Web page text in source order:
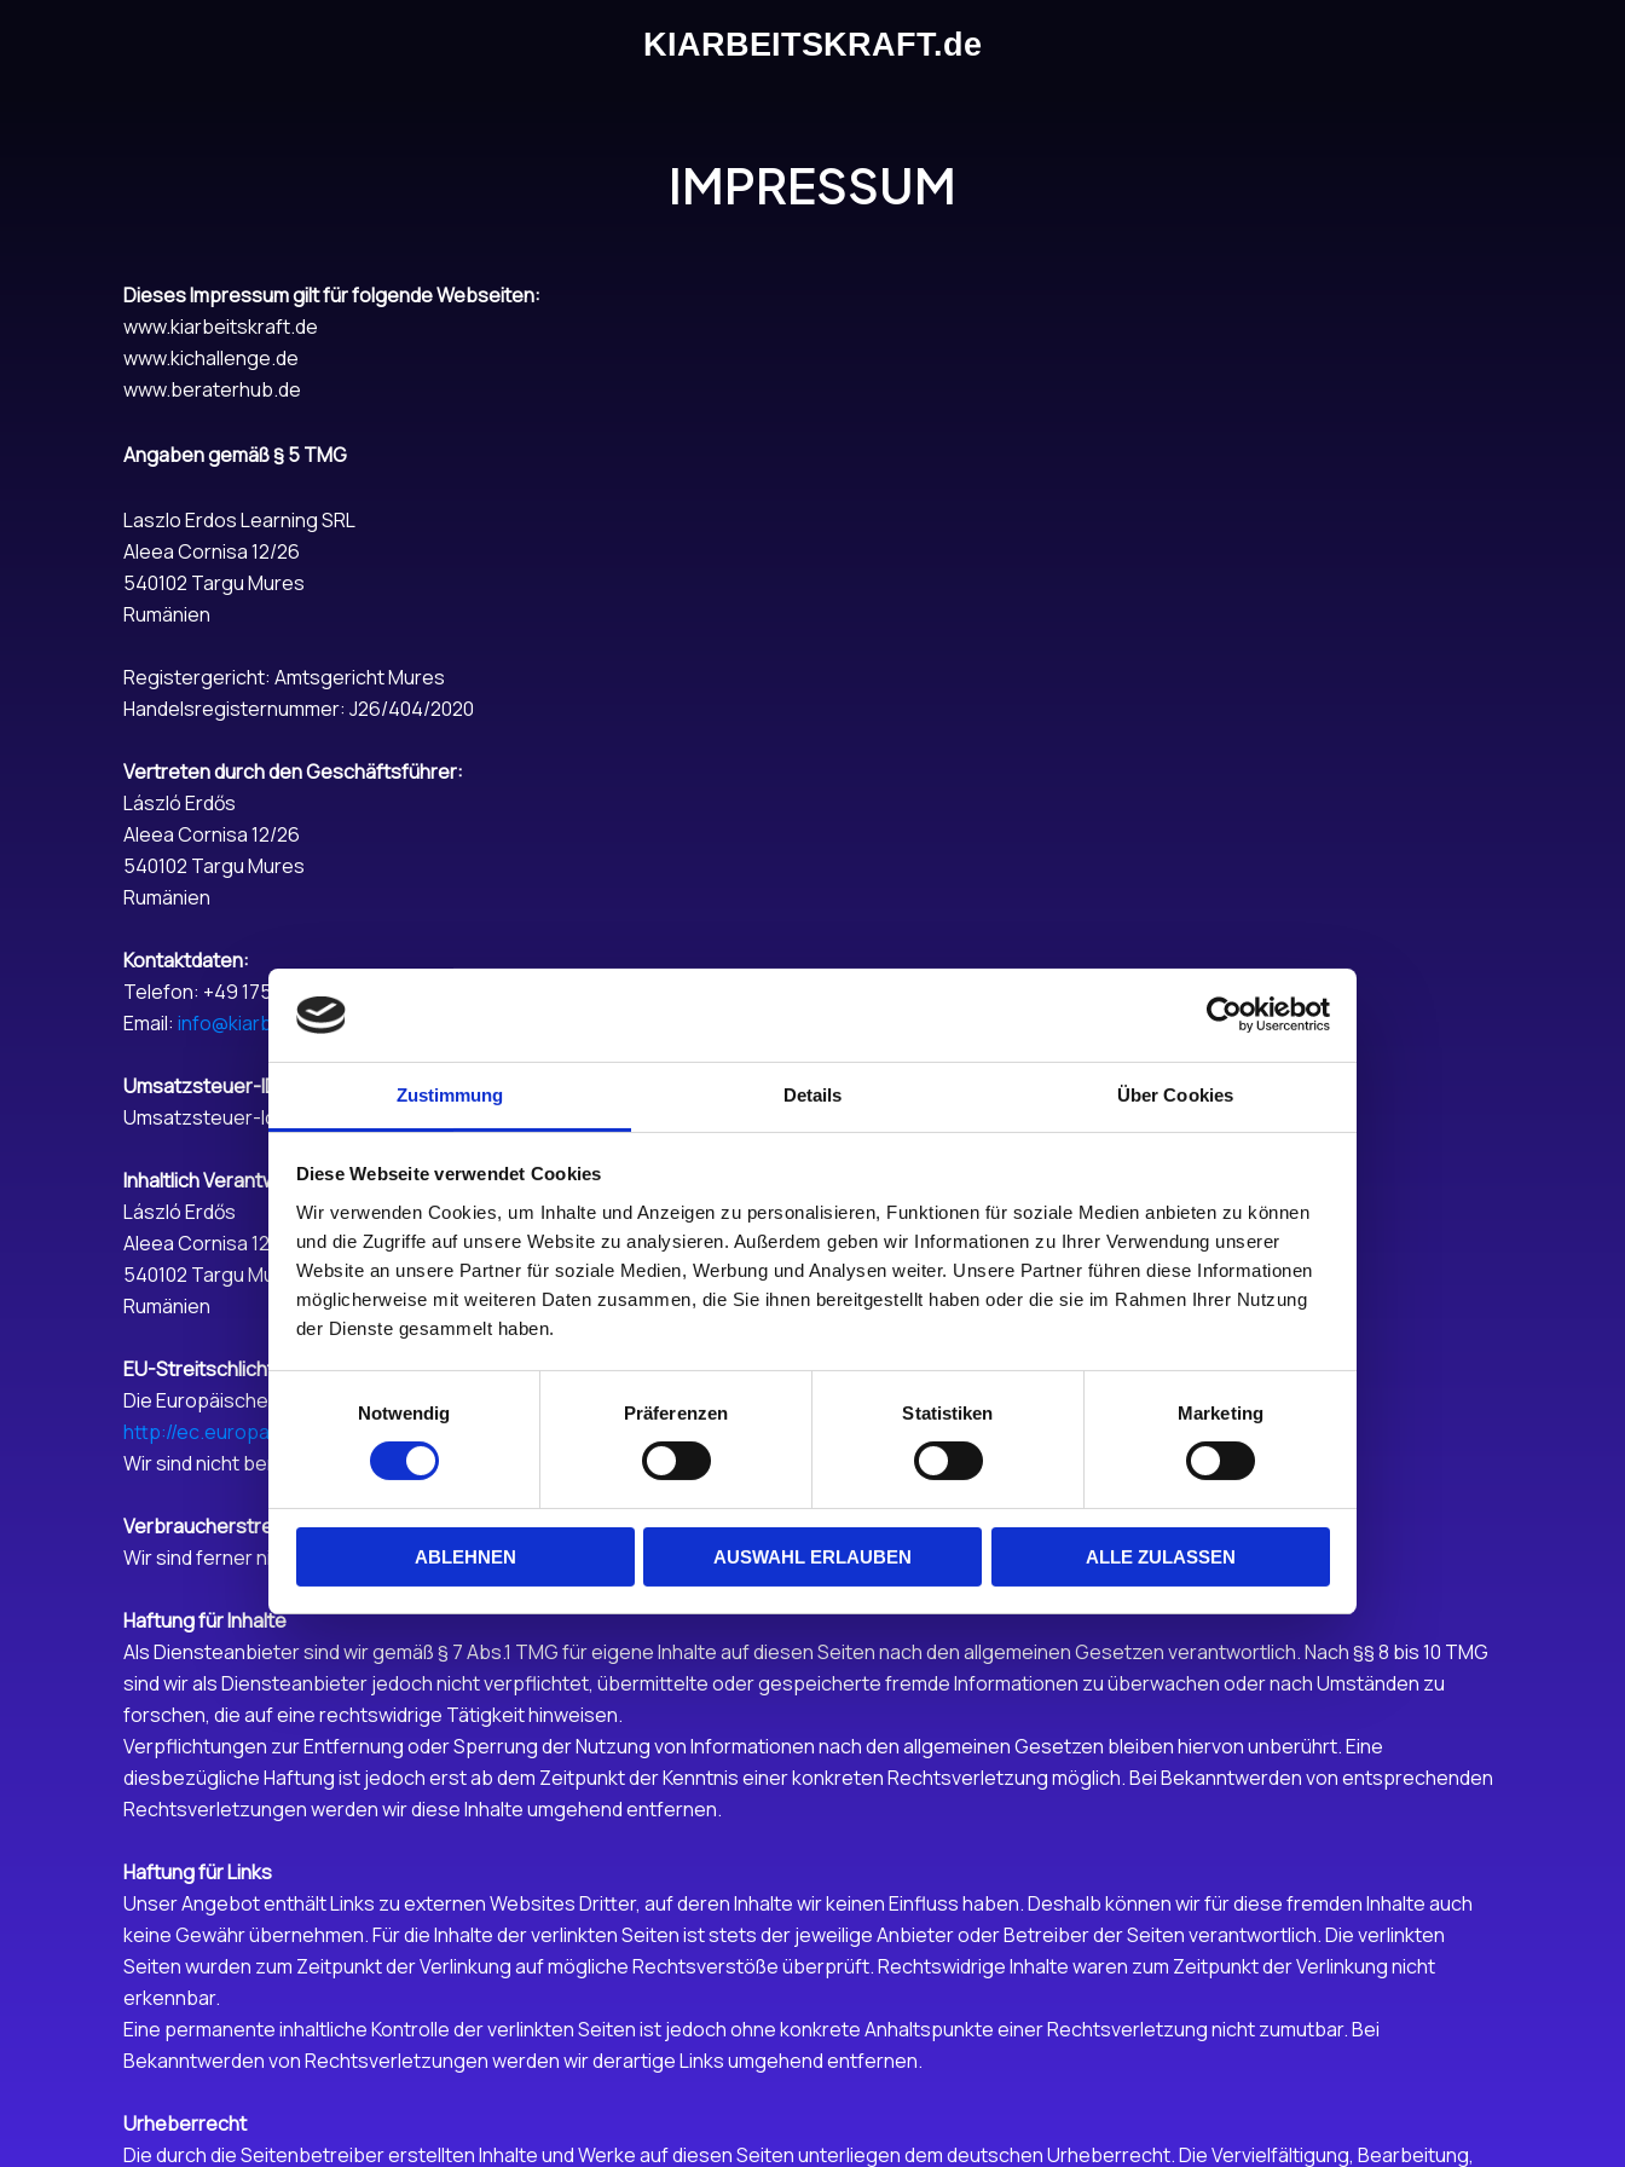
Zustimmung Details Über Cookies
Diese Webseite verwendet Cookies
Wir verwenden Cookies, um Inhalte und Anzeigen zu personalisieren, Funktionen für soziale Medien anbieten zu können
und die Zugriffe auf unsere Website zu analysieren. Außerdem geben wir Informationen zu Ihrer Verwendung unserer
Website an unsere Partner für soziale Medien, Werbung und Analysen weiter. Unsere Partner führen diese Informationen
möglicherweise mit weiteren Daten zusammen, die Sie ihnen bereitgestellt haben oder die sie im Rahmen Ihrer Nutzung
der Dienste gesammelt haben.
Notwendig
Präferenzen Statistiken Marketing
ABLEHNEN AUSWAHL ERLAUBEN ALLE ZULASSEN
KIARBEITSKRAFT.de
IMPRESSUM
Dieses Impressum gilt für folgende Webseiten:
www.kiarbeitskraft.de
www.kichallenge.de
www.beraterhub.de
Angaben gemäß § 5 TMG
Laszlo Erdos Learning SRL
Aleea Cornisa 12/26
540102 Targu Mures
Rumänien
Registergericht: Amtsgericht Mures
Handelsregisternummer: J26/404/2020
Vertreten durch den Geschäftsführer:
László Erdős
Aleea Cornisa 12/26
540102 Targu Mures
Rumänien
Kontaktdaten:
Telefon: +49 175 4038577
Email: info@kiarbeitskraft.de
Umsatzsteuer-ID
Umsatzsteuer-Identifikationsnummer gemäß §27a Umsatzsteuergesetz: RO42452796
Inhaltlich Verantwortlicher gemäß § 18 Abs. 2 MStV
László Erdős
Aleea Cornisa 12/26
540102 Targu Mures
Rumänien
EU-Streitschlichtung:
Die Europäische Kommission stellt eine Plattform zur Online-Streitschlichtung (OS) bereit:
http://ec.europa.eu/consumers/odr
Wir sind nicht bereit oder verpflichtet an einem Online-Streitbeteiligungsverfahren teilzunehmen.
Verbraucherstreitbeteiligung/ Universalschlichtungsstelle:
Wir sind ferner nicht bereit oder verpflichtet, an Streitbeilegungsverfahren vor einer Verbraucherschlichtungsstelle teilzunehmen.
Haftung für Inhalte
Als Diensteanbieter sind wir gemäß § 7 Abs.1 TMG für eigene Inhalte auf diesen Seiten nach den allgemeinen Gesetzen verantwortlich. Nach §§ 8 bis 10 TMG
sind wir als Diensteanbieter jedoch nicht verpflichtet, übermittelte oder gespeicherte fremde Informationen zu überwachen oder nach Umständen zu
forschen, die auf eine rechtswidrige Tätigkeit hinweisen.
Verpflichtungen zur Entfernung oder Sperrung der Nutzung von Informationen nach den allgemeinen Gesetzen bleiben hiervon unberührt. Eine
diesbezügliche Haftung ist jedoch erst ab dem Zeitpunkt der Kenntnis einer konkreten Rechtsverletzung möglich. Bei Bekanntwerden von entsprechenden
Rechtsverletzungen werden wir diese Inhalte umgehend entfernen.
Haftung für Links
Unser Angebot enthält Links zu externen Websites Dritter, auf deren Inhalte wir keinen Einfluss haben. Deshalb können wir für diese fremden Inhalte auch
keine Gewähr übernehmen. Für die Inhalte der verlinkten Seiten ist stets der jeweilige Anbieter oder Betreiber der Seiten verantwortlich. Die verlinkten
Seiten wurden zum Zeitpunkt der Verlinkung auf mögliche Rechtsverstöße überprüft. Rechtswidrige Inhalte waren zum Zeitpunkt der Verlinkung nicht
erkennbar.
Eine permanente inhaltliche Kontrolle der verlinkten Seiten ist jedoch ohne konkrete Anhaltspunkte einer Rechtsverletzung nicht zumutbar. Bei
Bekanntwerden von Rechtsverletzungen werden wir derartige Links umgehend entfernen.
Urheberrecht
Die durch die Seitenbetreiber erstellten Inhalte und Werke auf diesen Seiten unterliegen dem deutschen Urheberrecht. Die Vervielfältigung, Bearbeitung,